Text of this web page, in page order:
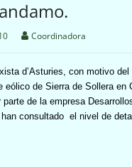
Coordinadora
d’Asturies, con motivo
eólico de Sierra de Sollera en
de la empresa
consultado el nivel de